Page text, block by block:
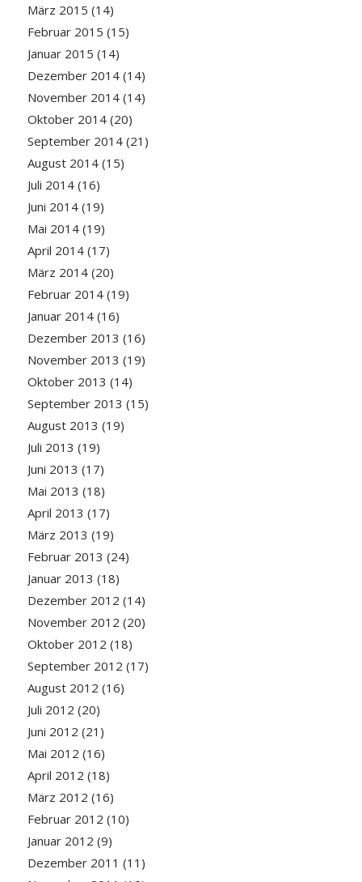
März 2015 (14)
Februar 2015 (15)
Januar 2015 (14)
Dezember 2014(14)
November 2014(14)
Oktober 2014(20)
September 2014(21)
August 2014(15)
Juli 2014(16)
Juni 2014(19)
Mai 2014(19)
April 2014(17)
März 2014(20)
Februar 2014(19)
Januar 2014(16)
Dezember 2013 (16)
November 2013 (19)
Oktober 2013 (14)
September 2013 (15)
August 2013 (19)
Juli 2013 (19)
Juni 2013 (17)
Mai 2013 (18)
April 2013 (17)
März 2013 (19)
Februar 2013 (24)
Januar 2013 (18)
Dezember 2012 (14)
November 2012 (20)
Oktober 2012 (18)
September 2012 (17)
August 2012 (16)
Juli 2012 (20)
Juni 2012 (21)
Mai 2012 (16)
April 2012 (18)
März 2012 (16)
Februar 2012 (10)
Januar 2012 (9)
Dezember 2011 (11)